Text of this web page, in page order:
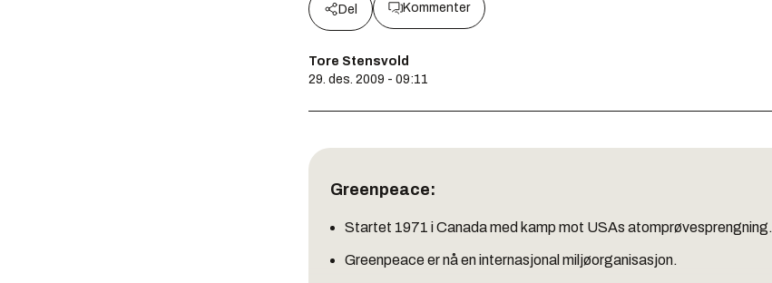
Del Kommenter
Tore Stensvold
29. des. 2009 - 09:11
Greenpeace:
Startet 1971 i Canada med kamp mot USAs atomprøvesprengning.
Greenpeace er nå en internasjonal miljøorganisasjon.